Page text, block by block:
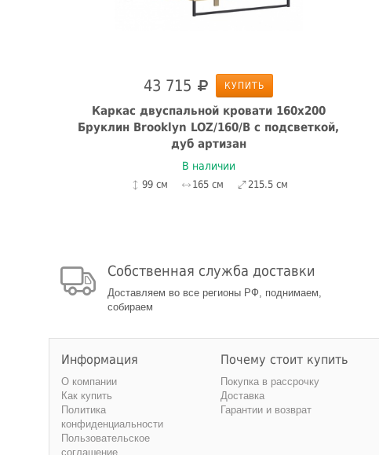
43 715 КУПИТЬ
Каркас двуспальной кровати 160x200
Бруклин Brooklyn LOZ/160/B с подсветкой,
дуб артизан
В наличии
99 см 165 см 215.5 см
Собственная служба доставки
Доставляем во все регионы РФ, поднимаем,
собираем
Информация
О компании
Как купить
Политика
конфиденциальности
Пользовательское
соглашение
Почему стоит купить
Покупка в рассрочку
Доставка
Гарантии и возврат